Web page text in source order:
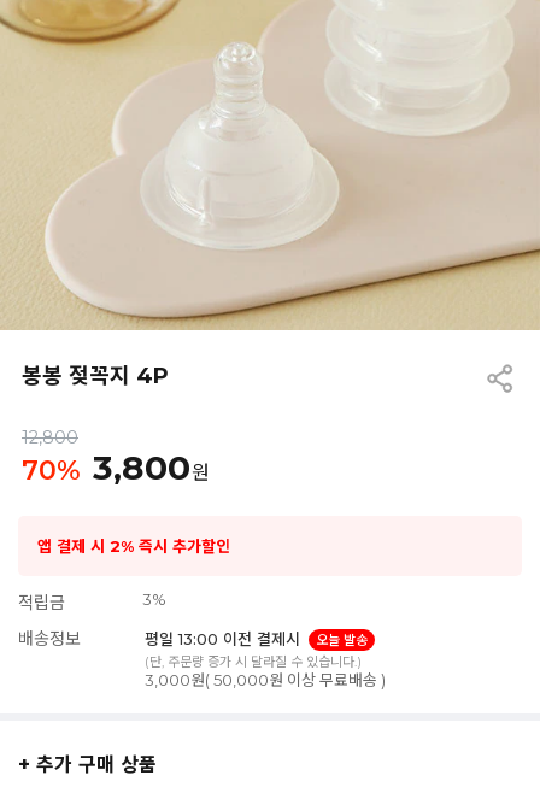
봉봉 젖꼭지 4P
12,800
70% 3,800원
앱 결제 시 2% 즉시 추가할인
적립금 3%
배송정보 평일 13:00 이전 결제시
오늘 발송
(단, 주문량 증가 시 달라질 수 있습니다.)
3,000원( 50,000원 이상 무료배송 )
+ 추가 구매 상품